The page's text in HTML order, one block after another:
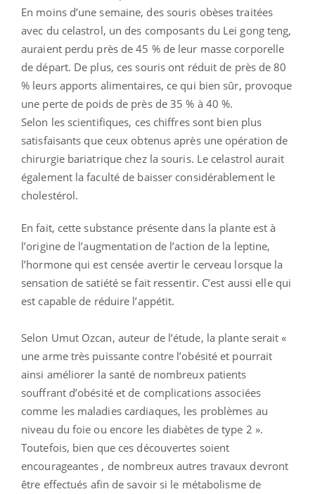
En moins d’une semaine, des souris obèses traitées
avec du celastrol, un des composants du Lei gong teng,
auraient perdu près de 45 % de leur masse corporelle
de départ. De plus, ces souris ont réduit de près de 80
% leurs apports alimentaires, ce qui bien sûr, provoque
une perte de poids de près de 35 % à 40 %.
Selon les scientifiques, ces chiffres sont bien plus
satisfaisants que ceux obtenus après une opération de
chirurgie bariatrique chez la souris. Le celastrol aurait
également la faculté de baisser considérablement le
cholestérol.
En fait, cette substance présente dans la plante est à
l’origine de l’augmentation de l’action de la leptine,
l’hormone qui est censée avertir le cerveau lorsque la
sensation de satiété se fait ressentir. C’est aussi elle qui
est capable de réduire l’appétit.
Selon Umut Ozcan, auteur de l’étude, la plante serait «
une arme très puissante contre l’obésité et pourrait
ainsi améliorer la santé de nombreux patients
souffrant d’obésité et de complications associées
comme les maladies cardiaques, les problèmes au
niveau du foie ou encore les diabètes de type 2 ».
Toutefois, bien que ces découvertes soient
encourageantes , de nombreux autres travaux devront
être effectués afin de savoir si le métabolisme de